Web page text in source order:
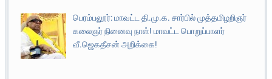
பெரம்பலூர்: மாவட்ட தி.மு.க. சார்பில் முத்தமிழறிஞர்
கலைஞர் நினைவு நாள்! மாவட்ட பொறுப்பாளர்
வீ.ஜெகதீசன் அறிக்கை!